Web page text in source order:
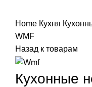
Home Кухня
WMF
Назад к товарам
Кухонные